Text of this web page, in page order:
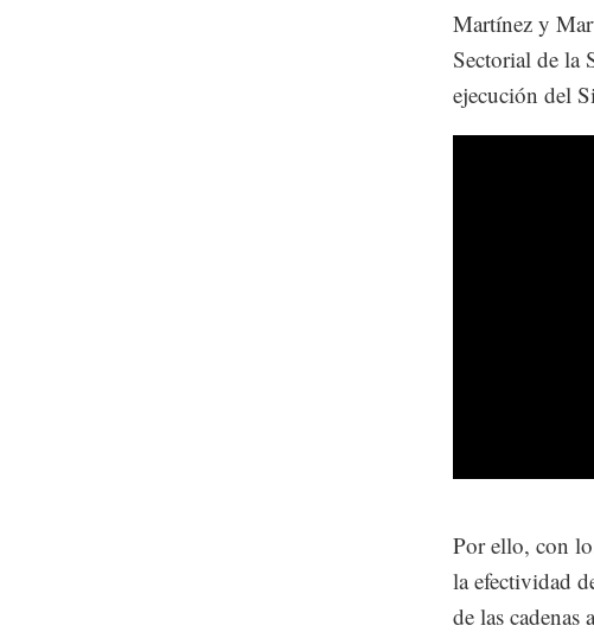
Martínez y
Sectorial de la
ejecución del
Por ello, con
la efectividad
de las cadenas